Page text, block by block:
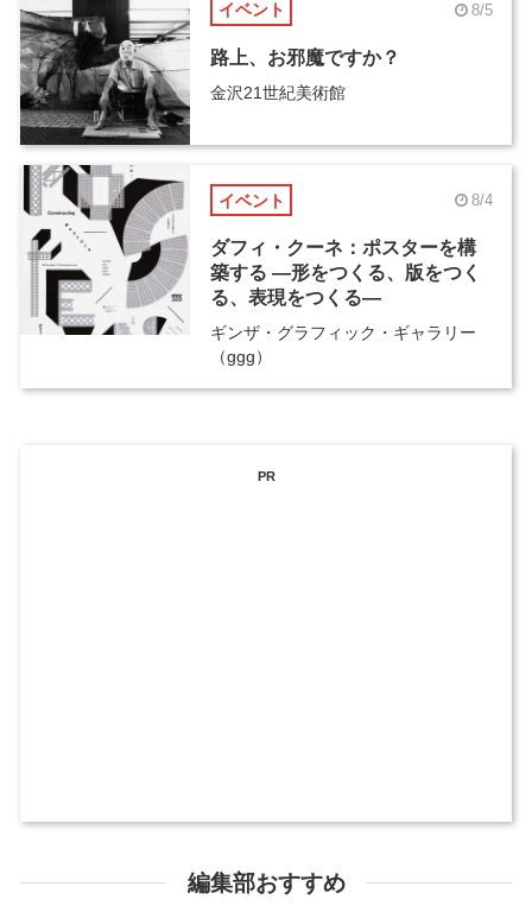
イベント 8/5
路上、お邪魔ですか？
金沢21世紀美術館
イベント 8/4
ダフィ・クーネ：ポスターを構
築する ―形をつくる、版をつく
る、表現をつくる―
ギンザ・グラフィック・ギャラリー
（ggg）
PR
編集部おすすめ